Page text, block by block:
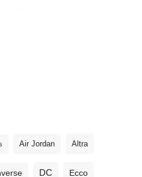
Air Jordan Altra
DC Ecco